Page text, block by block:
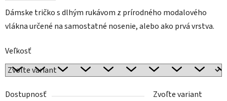
Dámske tričko s dlhým rukávom z prírodného modalového
vlákna určené na samostatné nosenie, alebo ako prvá vrstva.
Veľkosť
Dostupnosť
Zvoľte variant